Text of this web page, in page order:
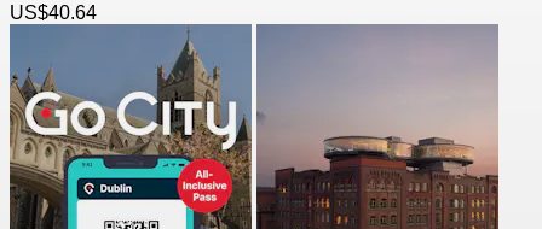
US$40.64